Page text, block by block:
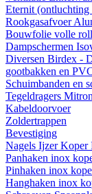
Eternit (ontluchting
Rookgasafvoer
Bouwfolie volle
Dampschermen
Diversen Birdex -
gootbakken en
Schuimbanden en
Tegeldragers
Kabeldoorvoer
Zoldertrappen
Bevestiging
Nagels IjzerKoper
Panhaken inox
Pinhaken inox
Hanghaken inox